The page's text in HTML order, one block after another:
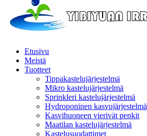
Etusivu
Meistä
Tuotteet
Tippakastelujärjestelmä
Mikro kastelujärjestelmä
Sprinkleri kastelujärjestelmä
Hydroponinen kasvujärjestelmä
Kasvihuoneen vierivät penkit
Maatilan kastelujärjestelmä
Kastelusuodattimet